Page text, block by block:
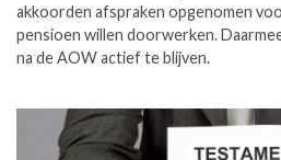
akkoorden afspraken opgenomen
pensioen willen doorwerken.
na de AOW actief te blijven.